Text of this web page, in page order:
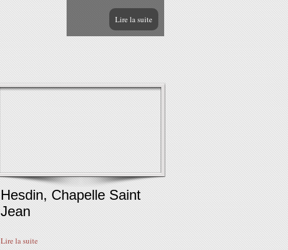
Lire la suite
Hesdin, Chapelle Saint
Jean
Lire la suite